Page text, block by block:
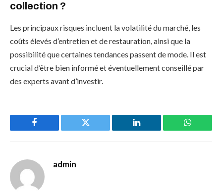
collection ?
Les principaux risques incluent la volatilité du marché, les
coûts élevés d’entretien et de restauration, ainsi que la
possibilité que certaines tendances passent de mode. Il est
crucial d’être bien informé et éventuellement conseillé par
des experts avant d’investir.
Facebook Twitter LinkedIn
admin